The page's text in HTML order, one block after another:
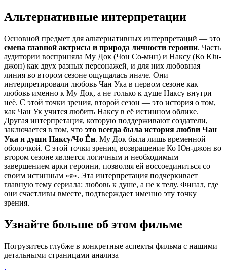
Альтернативные интерпретации
Основной предмет для альтернативных интерпретаций — это
смена главной актрисы и природа личности героини. Часть
аудитории восприняла Му Док (Чон Со-мин) и Наксу (Ко Юн-
джон) как двух разных персонажей, и для них любовная
линия во втором сезоне ощущалась иначе. Они
интерпретировали любовь Чан Ука в первом сезоне как
любовь именно к Му Док, а не только к душе Наксу внутри
неё. С этой точки зрения, второй сезон — это история о том,
как Чан Ук учится любить Наксу в её истинном облике.
Другая интерпретация, которую поддерживают создатели,
заключается в том, что это всегда была история любви Чан
Ука и души Наксу/Чо Ён. Му Док была лишь временной
оболочкой. С этой точки зрения, возвращение Ко Юн-джон во
втором сезоне является логичным и необходимым
завершением арки героини, позволяя ей воссоединиться со
своим истинным «я». Эта интерпретация подчеркивает
главную тему сериала: любовь к душе, а не к телу. Финал, где
они счастливы вместе, подтверждает именно эту точку
зрения.
Узнайте больше об этом фильме
Погрузитесь глубже в конкретные аспекты фильма с нашими
детальными страницами анализа